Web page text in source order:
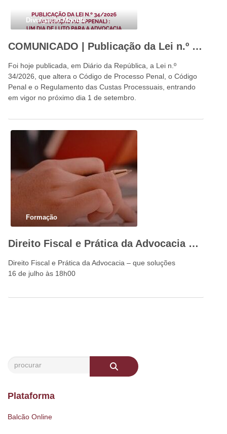
Divulgação Moodle
COMUNICADO | Publicação da Lei n.º 34/2026: um dia de luto para a advocacia portuguesa e para o Estado de Direito
Foi hoje publicada, em Diário da República, a Lei n.º
34/2026, que altera o Código de Processo Penal, o Código
Penal e o Regulamento das Custas Processuais, entrando
em vigor no próximo dia 1 de setembro.
Formação
Direito Fiscal e Prática da Advocacia – que soluções
Direito Fiscal e Prática da Advocacia – que soluções
16 de julho às 18h00
Plataforma
Balcão Online